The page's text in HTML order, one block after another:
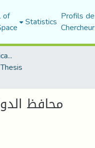
Statistics Profils
Faculty of Law and Political Science
محافظ